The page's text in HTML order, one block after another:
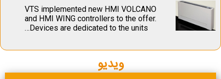
VTS implemented new HMI VOLCANO
and HMI WING controllers to the offer.
Devices are dedicated to the units…
ویدیو